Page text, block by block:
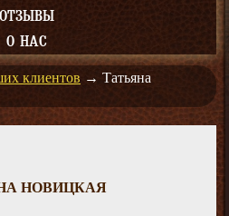
ОТЗЫВЫ
О НАС
клиентов → Татьяна
НОВИЦКАЯ